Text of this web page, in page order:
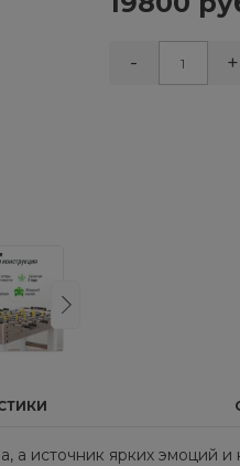
- +
а источник ярких эмоций